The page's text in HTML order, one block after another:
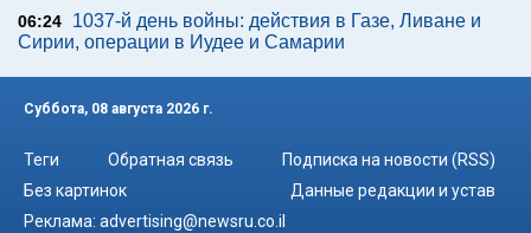
06:24
1037-й день войны: действия в Газе, Ливане и
Сирии, операции в Иудее и Самарии
Суббота, 08 августа 2026 г.
Теги Обратная связь
Подписка на новости (RSS)
Без картинок
Данные редакции и устав
Реклама: advertising@newsru.co.il